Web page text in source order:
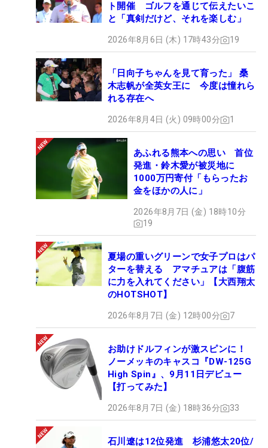
ト開催 ゴルフを通じて伝えたいこ
と「真剣だけど、それを楽しむ」
2026年8月6日 (木) 17時43分 19
「日向子ちゃんを見て育った」 桑
木志帆が全英女王に 今度は憧れら
れる存在へ
2026年8月4日 (火) 09時00分 1
あふれる熊本への思い 首位
発進・鈴木愛が被災地に
1000万円寄付「もらったお
金をほかの人に」
2026年8月7日 (金) 18時10分
19
夏場の重いグリーンで女子プロはパ
ターを替える アマチュアは「腹筋
に力を入れてください」【大西翔太
のHOTSHOT】
2026年8月7日 (金) 12時00分 7
お助けドルフィンが激スピンに！
ノーメッキのキャスコ『DW-125G
High Spin』、9月11日デビュー
【打ってみた】
2026年8月7日 (金) 18時36分 33
石川遼は12位発進 杉浦悠太20位/